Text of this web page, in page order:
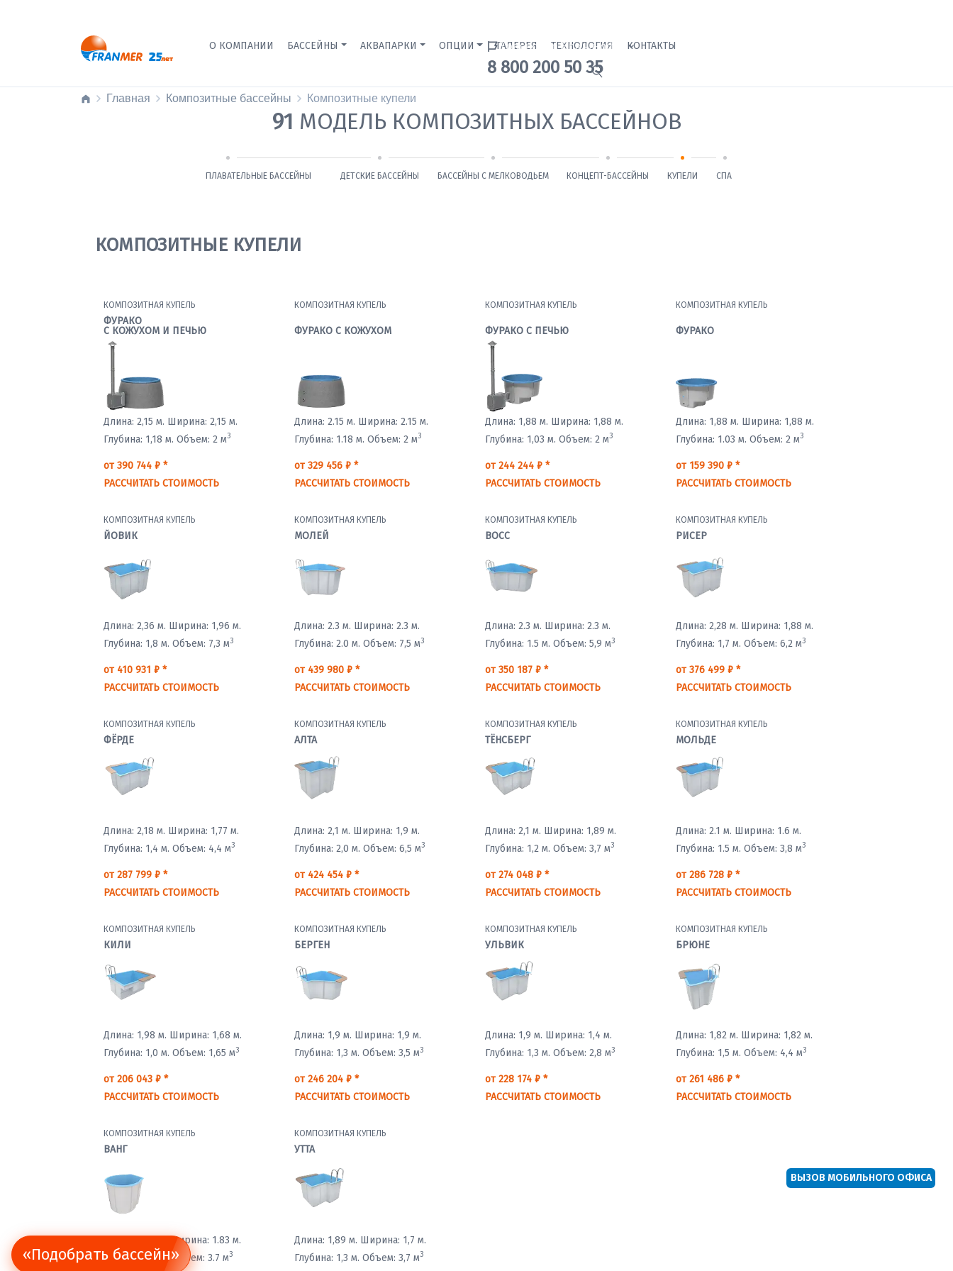
О КОМПАНИИ БАССЕЙНЫ АКВАПАРКИ ОПЦИИ ГАЛЕРЕЯ ТЕХНОЛОГИЯ КОНТАКТЫ
Краснодар Бренд-офис
8 800 200 50 35
Главная Композитные бассейны Композитные купели
91 МОДЕЛЬ КОМПОЗИТНЫХ БАССЕЙНОВ
ПЛАВАТЕЛЬНЫЕ БАССЕЙНЫ ДЕТСКИЕ БАССЕЙНЫ БАССЕЙНЫ С МЕЛКОВОДЬЕМ КОНЦЕПТ-БАССЕЙНЫ КУПЕЛИ СПА
КОМПОЗИТНЫЕ КУПЕЛИ
КОМПОЗИТНАЯ КУПЕЛЬ
ФУРАКО
С КОЖУХОМ И ПЕЧЬЮ
Длина: 2,15 м. Ширина: 2,15 м.
Глубина: 1,18 м. Объем: 2 м3
от 390 744 ₽ *
РАССЧИТАТЬ СТОИМОСТЬ
КОМПОЗИТНАЯ КУПЕЛЬ
ФУРАКО С КОЖУХОМ
Длина: 2.15 м. Ширина: 2.15 м.
Глубина: 1.18 м. Объем: 2 м3
от 329 456 ₽ *
РАССЧИТАТЬ СТОИМОСТЬ
КОМПОЗИТНАЯ КУПЕЛЬ
ФУРАКО С ПЕЧЬЮ
Длина: 1,88 м. Ширина: 1,88 м.
Глубина: 1,03 м. Объем: 2 м3
от 244 244 ₽ *
РАССЧИТАТЬ СТОИМОСТЬ
КОМПОЗИТНАЯ КУПЕЛЬ
ФУРАКО
Длина: 1,88 м. Ширина: 1,88 м.
Глубина: 1.03 м. Объем: 2 м3
от 159 390 ₽ *
РАССЧИТАТЬ СТОИМОСТЬ
КОМПОЗИТНАЯ КУПЕЛЬ
ЙОВИК
Длина: 2,36 м. Ширина: 1,96 м.
Глубина: 1,8 м. Объем: 7,3 м3
от 410 931 ₽ *
РАССЧИТАТЬ СТОИМОСТЬ
КОМПОЗИТНАЯ КУПЕЛЬ
МОЛЕЙ
Длина: 2.3 м. Ширина: 2.3 м.
Глубина: 2.0 м. Объем: 7,5 м3
от 439 980 ₽ *
РАССЧИТАТЬ СТОИМОСТЬ
КОМПОЗИТНАЯ КУПЕЛЬ
ВОСС
Длина: 2.3 м. Ширина: 2.3 м.
Глубина: 1.5 м. Объем: 5,9 м3
от 350 187 ₽ *
РАССЧИТАТЬ СТОИМОСТЬ
КОМПОЗИТНАЯ КУПЕЛЬ
РИСЕР
Длина: 2,28 м. Ширина: 1,88 м.
Глубина: 1,7 м. Объем: 6,2 м3
от 376 499 ₽ *
РАССЧИТАТЬ СТОИМОСТЬ
КОМПОЗИТНАЯ КУПЕЛЬ
ФЁРДЕ
Длина: 2,18 м. Ширина: 1,77 м.
Глубина: 1,4 м. Объем: 4,4 м3
от 287 799 ₽ *
РАССЧИТАТЬ СТОИМОСТЬ
КОМПОЗИТНАЯ КУПЕЛЬ
АЛТА
Длина: 2,1 м. Ширина: 1,9 м.
Глубина: 2,0 м. Объем: 6,5 м3
от 424 454 ₽ *
РАССЧИТАТЬ СТОИМОСТЬ
КОМПОЗИТНАЯ КУПЕЛЬ
ТЁНСБЕРГ
Длина: 2,1 м. Ширина: 1,89 м.
Глубина: 1,2 м. Объем: 3,7 м3
от 274 048 ₽ *
РАССЧИТАТЬ СТОИМОСТЬ
КОМПОЗИТНАЯ КУПЕЛЬ
МОЛЬДЕ
Длина: 2.1 м. Ширина: 1.6 м.
Глубина: 1.5 м. Объем: 3,8 м3
от 286 728 ₽ *
РАССЧИТАТЬ СТОИМОСТЬ
КОМПОЗИТНАЯ КУПЕЛЬ
КИЛИ
Длина: 1,98 м. Ширина: 1,68 м.
Глубина: 1,0 м. Объем: 1,65 м3
от 206 043 ₽ *
РАССЧИТАТЬ СТОИМОСТЬ
КОМПОЗИТНАЯ КУПЕЛЬ
БЕРГЕН
Длина: 1,9 м. Ширина: 1,9 м.
Глубина: 1,3 м. Объем: 3,5 м3
от 246 204 ₽ *
РАССЧИТАТЬ СТОИМОСТЬ
КОМПОЗИТНАЯ КУПЕЛЬ
УЛЬВИК
Длина: 1,9 м. Ширина: 1,4 м.
Глубина: 1,3 м. Объем: 2,8 м3
от 228 174 ₽ *
РАССЧИТАТЬ СТОИМОСТЬ
КОМПОЗИТНАЯ КУПЕЛЬ
БРЮНЕ
Длина: 1,82 м. Ширина: 1,82 м.
Глубина: 1,5 м. Объем: 4,4 м3
от 261 486 ₽ *
РАССЧИТАТЬ СТОИМОСТЬ
КОМПОЗИТНАЯ КУПЕЛЬ
ВАНГ
Ширина: 1.83 м.
Глубина: 1.5 м. Объем: 3.7 м3
КОМПОЗИТНАЯ КУПЕЛЬ
УТТА
Длина: 1,89 м. Ширина: 1,7 м.
Глубина: 1,3 м. Объем: 3,7 м3
ВЫЗОВ МОБИЛЬНОГО ОФИСА
«Подобрать бассейн»